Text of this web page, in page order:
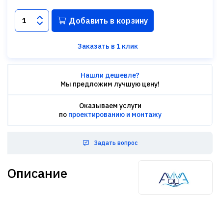
Добавить в корзину
Заказать в 1 клик
Нашли дешевле?
Мы предложим лучшую цену!
Оказываем услуги
по проектированию и монтажу
Задать вопрос
Описание